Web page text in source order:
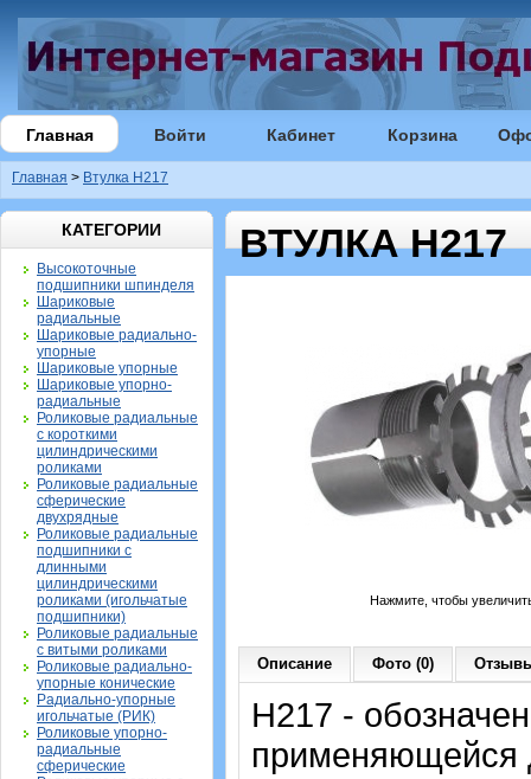
Главная Войти Кабинет Корзина
Главная > Втулка H217
КАТЕГОРИИ
Высокоточные
подшипники шпинделя
Шариковые
радиальные
Шариковые радиально-
упорные
Шариковые упорные
Шариковые упорно-
радиальные
Роликовые радиальные
с короткими
цилиндрическими
роликами
Роликовые радиальные
сферические
двухрядные
Роликовые радиальные
подшипники с
длинными
цилиндрическими
роликами (игольчатые
подшипники)
Роликовые радиальные
с витыми роликами
Роликовые радиально-
упорные конические
Радиально-упорные
игольчатые (РИК)
Роликовые упорно-
радиальные
сферические
ВТУЛКА H217
Нажмите, чтобы
Описание Фото (0)
H217 -
применяющейся